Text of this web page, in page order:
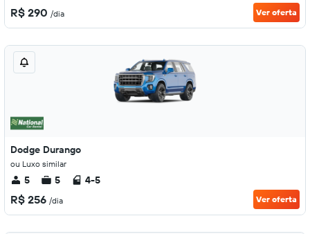
R$ 290 /dia Ver oferta
Dodge Durango
ou Luxo similar
5 5 4-5
R$ 256 /dia Ver oferta